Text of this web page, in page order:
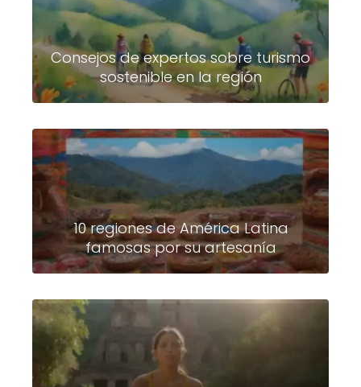
Consejos de expertos sobre turismo
sostenible en la región
10 regiones de América Latina
famosas por su artesanía